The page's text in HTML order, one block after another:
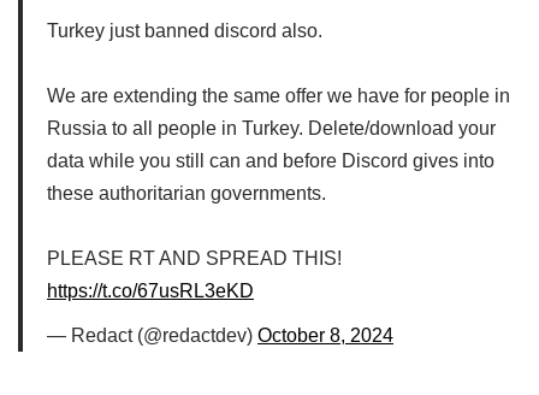
Turkey just banned discord also.
We are extending the same offer we have for people in
Russia to all people in Turkey. Delete/download your
data while you still can and before Discord gives into
these authoritarian governments.
PLEASE RT AND SPREAD THIS!
https://t.co/67usRL3eKD
— Redact (@redactdev) October 8, 2024